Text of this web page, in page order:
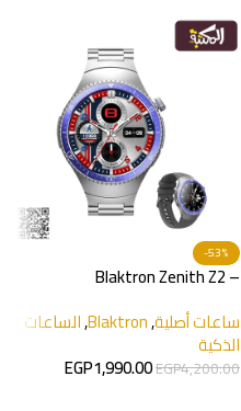
-53%
Blaktron Zenith Z2 –
ساعات أصلية,
Blaktron
,الساعات
الذكية
EGP4,200.00
EGP1,990.00